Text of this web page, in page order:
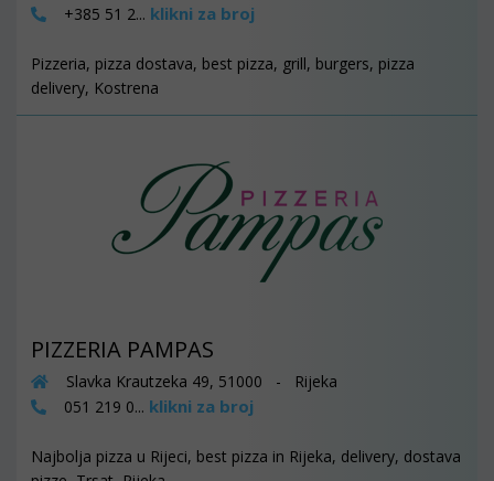
+385 51 2... klikni za broj
Pizzeria, pizza dostava, best pizza, grill, burgers, pizza
delivery, Kostrena
PIZZERIA PAMPAS
Slavka Krautzeka 49, 51000 - Rijeka
051 219 0... klikni za broj
Najbolja pizza u Rijeci, best pizza in Rijeka, delivery, dostava